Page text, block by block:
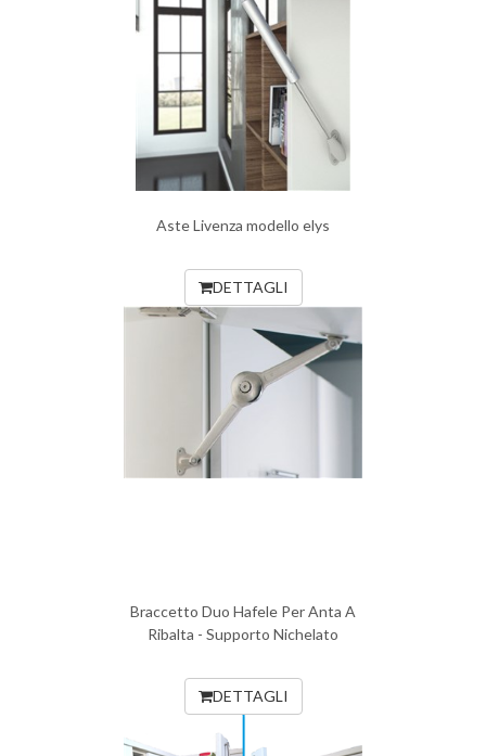
Aste Livenza modello elys
DETTAGLI
Braccetto Duo Hafele Per Anta A
Ribalta - Supporto Nichelato
DETTAGLI